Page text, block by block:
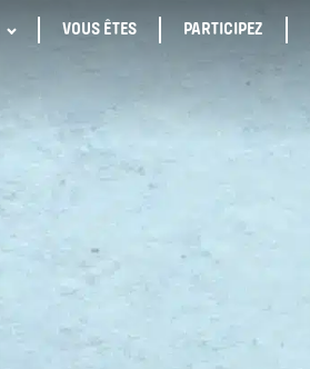
VOUS ÊTES PARTICIPEZ